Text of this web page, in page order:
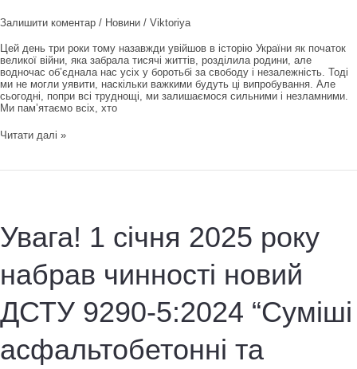
Залишити коментар / Новини / Viktoriya
Цей день три роки тому назавжди увійшов в історію України як початок
великої війни, яка забрала тисячі життів, розділила родини, але
водночас об’єднала нас усіх у боротьбі за свободу і незалежність. Тоді
ми не могли уявити, наскільки важкими будуть ці випробування. Але
сьогодні, попри всі труднощі, ми залишаємося сильними і незламними.
Ми пам’ятаємо всіх, хто
Цей
роки
історію
України
Читати далі »
Увага! 1 січня 2025 року
набрав чинності новий
ДСТУ 9290-5:2024 “Суміші
асфальтобетонні та